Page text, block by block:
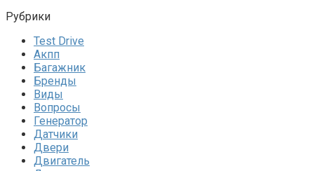
Рубрики
Test Drive
Акпп
Багажник
Бренды
Виды
Вопросы
Генератор
Датчики
Двери
Двигатель